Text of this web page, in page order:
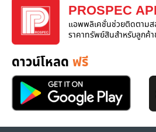
PROSPEC
แอพพลิเคชั่นช่วยติดตามส
ราคาทรัพย์สินสำหรับลูกค้า
ดาวน์โหลด ฟรี